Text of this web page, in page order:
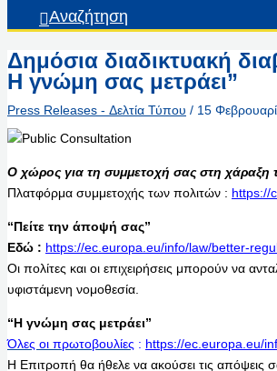
Αναζήτηση
Δημόσια διαδικτυακή
Η γνώμη σας μετράει”
Press Releases - Δελτία Τύπου / 15
Ο χώρος για τη συμμετοχή σας στη χάραξη
Πλατφόρμα συμμετοχής των πολιτών : https://
“Πείτε την άποψή σας”
Εδώ : https://ec.europa.eu/info/law/better-
Οι πολίτες και οι επιχειρήσεις μπορούν να
υφιστάμενη νομοθεσία.
“Η γνώμη σας μετράει”
Όλες οι πρωτοβουλίες : https://ec.europa.eu/
Η Επιτροπή θα ήθελε να ακούσει τις απόψεις